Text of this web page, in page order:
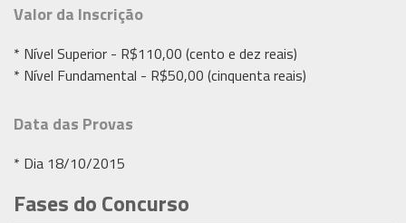
Valor da Inscrição
* Nível Superior - R$110,00 (cento e dez reais)
* Nível Fundamental - R$50,00 (cinquenta reais)
Data das Provas
* Dia 18/10/2015
Fases do Concurso